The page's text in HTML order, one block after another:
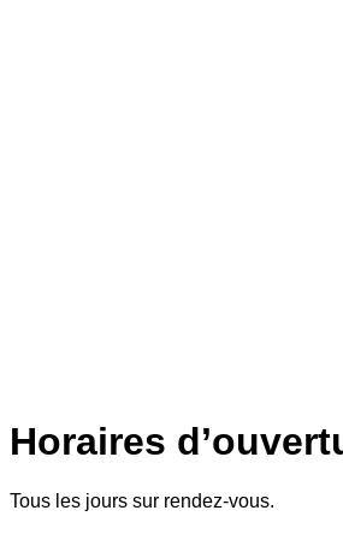
Horaires
Tous les jours sur rendez-vous.